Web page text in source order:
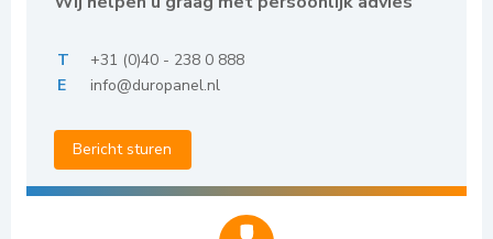
T
+31 (0)40 - 238 0 888
E
info@duropanel.nl
Bericht sturen